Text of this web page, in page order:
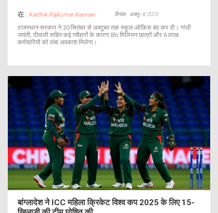
在 : Karthik Rajkumar Kannan दिनांक : अक्तू॰ 8 2025
राजस्थान सरकार ने 30 सितंबर से अक्टूबर तक स्कूल‑ऑफ़िस बंद कर दी। गांधी
जयंती, दीवाली सहित कई त्यौहारों के कारण 8½ मिलियन छात्रों और 6 लाख
कर्मचारियों को लंबा अवकाश मिलेगा।
बांग्लादेश ने ICC महिला क्रिकेट विश्व कप 2025 के लिए 15-